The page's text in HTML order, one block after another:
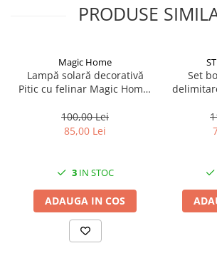
PRODUSE
Magic Home
Lampă solară decorativă
Pitic cu felinar Magic Home,
pentru grădină și curte
100,00 Lei
85,00 Lei
3IN STOC
ADAUGA IN COS
Set